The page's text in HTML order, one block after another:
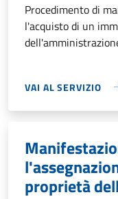
Procedimento di
l'acquisto di un
VAI AL SERVIZIO
proprietà